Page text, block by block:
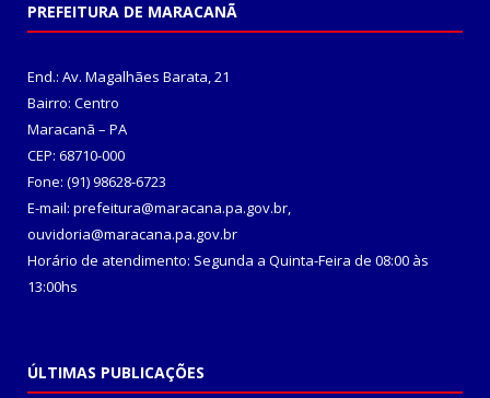
PREFEITURA DE MARACANÃ
End.: Av. Magalhães Barata, 21
Bairro: Centro
Maracanã – PA
CEP: 68710-000
Fone: (91) 98628-6723
E-mail: prefeitura@maracana.pa.gov.br,
ouvidoria@maracana.pa.gov.br
Horário de atendimento: Segunda a Quinta-Feira de 08:00 às
13:00hs
ÚLTIMAS PUBLICAÇÕES